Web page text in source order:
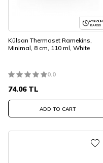
AYNI GÜN
KARGO
Külsan Thermoset Ramekins,
Minimal, 8 cm, 110 ml, White
0.0
74.06TL
ADD TO CART